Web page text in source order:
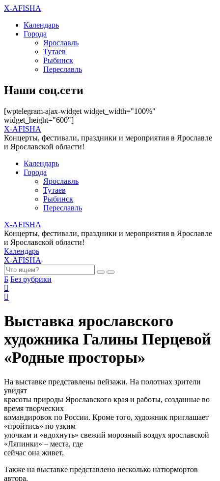
X-AFISHA
Календарь
Города
Ярославль
Тутаев
Рыбинск
Переславль
Наши соц.сети
[wptelegram-ajax-widget widget_width="100%"
widget_height="600"]
X-AFISHA
Концерты, фестивали, праздники и мероприятия в Ярославле
и Ярославской области!
Календарь
Города
Ярославль
Тутаев
Рыбинск
Переславль
X-AFISHA
Концерты, фестивали, праздники и мероприятия в Ярославле
и Ярославской области!
Календарь
X-AFISHA
Б Без рубрики
Выставка ярославского
художника Галины Перцевой
«Родные просторы»
На выставке представлены пейзажи. На полотнах зрители
увидят
красоты природы Ярославского края и работы, созданные во
время творческих
командировок по России. Кроме того, художник приглашает
«пройтись» по узким
улочкам и «вдохнуть» свежий морозный воздух ярославской
«Ляпинки» – места, где
сейчас она живет.
Также на выставке представлено несколько натюрмортов
автора.